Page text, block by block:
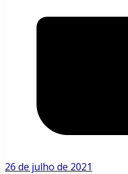
26 de julho de 2021